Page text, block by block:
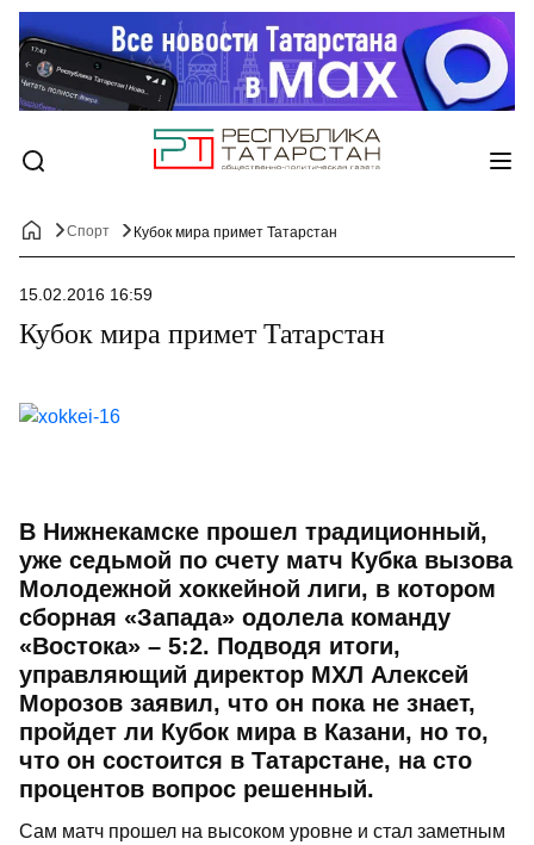
Спорт Кубок мира примет Татарстан
15.02.2016 16:59
Кубок мира примет Татарстан
В Нижнекамске прошел традиционный,
уже седьмой по счету матч Кубка вызова
Молодежной хоккейной лиги, в котором
сборная «Запада» одолела команду
«Востока» – 5:2. Подводя итоги,
управляющий директор МХЛ Алексей
Морозов заявил, что он пока не знает,
пройдет ли Кубок мира в Казани, но то,
что он состоится в Татарстане, на сто
процентов вопрос решенный.
Сам матч прошел на высоком уровне и стал заметным